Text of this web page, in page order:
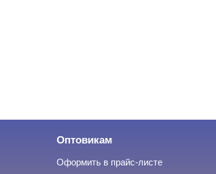
Оптовикам
Оформить в прайс-листе